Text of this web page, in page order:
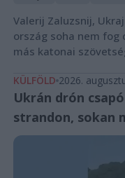
Valerij Zaluzsnij,
ország soha nem fog
más katonai
KÜLFÖLD 2026.
Ukrán drón
strandon, sokan